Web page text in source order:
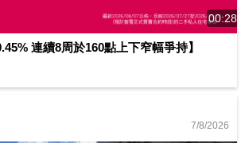
00:28
連續8周於160點上下窄幅爭持】
7/8/2026